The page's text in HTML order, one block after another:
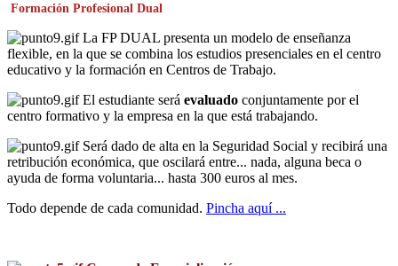
Formación Profesional Dual
La FP DUAL presenta un modelo de enseñanza
flexible, en la que se combina los estudios presenciales en el centro
educativo y la formación en Centros de Trabajo.
El estudiante será evaluado conjuntamente por el
centro formativo y la empresa en la que está trabajando.
Será dado de alta en la Seguridad Social y recibirá una
retribución económica, que oscilará entre... nada, alguna beca o
ayuda de forma voluntaria... hasta 300 euros al mes.
Todo depende de cada comunidad. Pincha aquí ...